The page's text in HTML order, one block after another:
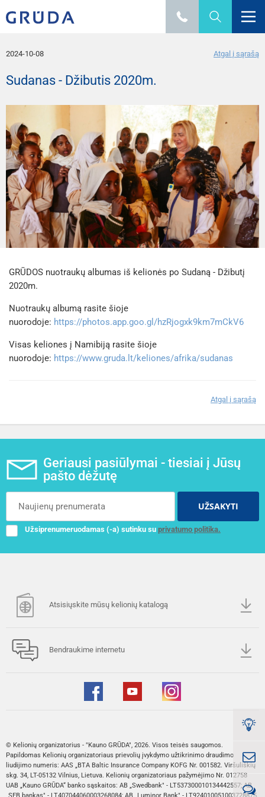
2024-10-08 Atgal į sąrašą
Sudanas - Džibutis 2020m.
GRŪDOS nuotraukų albumas iš kelionės po Sudaną - Džibutį
2020m.
Nuotraukų albumą rasite šioje
nuorodoje: https://photos.app.goo.gl/hzRjogxk9km7mCkV6
Visas keliones į Namibiją rasite šioje
nuorodoje: https://www.gruda.lt/keliones/afrika/sudanas
Atgal į sąrašą
Geriausi pasiūlymai - tiesiai į Jūsų
pašto dėžutę
UŽSAKYTI
Užsiprenumeruodamas (-a) sutinku su privatumo politika.
Atsisiųskite mūsų kelionių katalogą
Bendraukime internetu
© Kelionių organizatorius - "Kauno GRŪDA", 2026. Visos teisės saugomos.
Papildomas Kelionių organizatoriaus prievolių įvykdymo užtikrinimo draudimo
liudijimo numeris: AAS „BTA Baltic Insurance Company KOFG Nr. 001582. Viršuliškių
skg. 34, LT-05132 Vilnius, Lietuva. Kelionių organizatoriaus pažymėjimo Nr. 012758
UAB „Kauno GRŪDA“ banko sąskaitos: AB „Swedbank" - LT537300010134442557; AB